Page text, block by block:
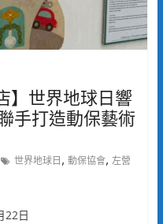
】世界地球日響
手打造動保藝術
世界地球日, 動保協會, 左營
22日